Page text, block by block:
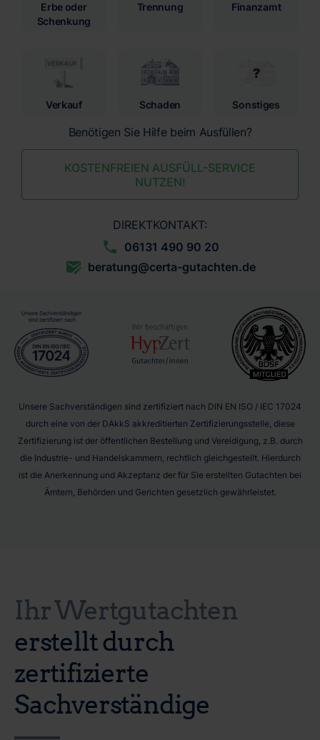
Erbe oder
Schenkung
Trennung Finanzamt
Verkauf Schaden Sonstiges
Benötigen Sie Hilfe beim Ausfüllen?
KOSTENFREIEN AUSFÜLL-SERVICE
NUTZEN!
DIREKTKONTAKT:
06131 490 90 20
beratung@certa-gutachten.de
Unsere Sachverständigen sind zertifiziert nach DIN EN ISO / IEC 17024
durch eine von der DAkkS akkreditierten Zertifizierungsstelle, diese
Zertifizierung ist der öffentlichen Bestellung und Vereidigung, z.B. durch
die Industrie- und Handelskammern, rechtlich gleichgestellt. Hierdurch
ist die Anerkennung und Akzeptanz der für Sie erstellten Gutachten bei
Ämtern, Behörden und Gerichten gesetzlich gewährleistet.
Ihr Wertgutachten
erstellt durch
zertifizierte
Sachverständige